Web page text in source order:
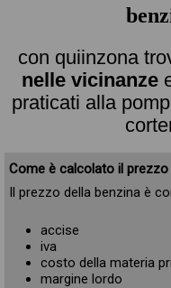
con quiinzona
nelle vicinanze
praticati alla
Come è calcolato il prezzo
Il prezzo della benzina è
accise
iva
costo della materia
margine lordo